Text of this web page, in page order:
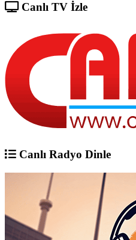
Canlı TV İzle
Canlı Radyo Dinle